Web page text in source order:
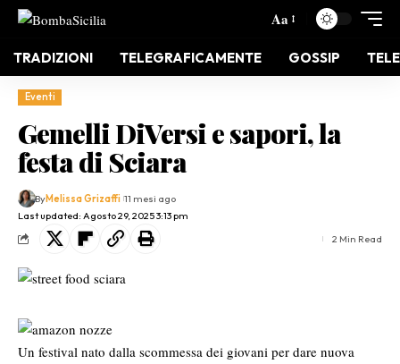
Aa
TRADIZIONI TELEGRAFICAMENTE GOSSIP
Eventi
Gemelli DiVersi e sapori, la
festa di Sciara
Last updated: Agosto 29, 2025 3:13 pm
ByMelissa Grizaffi 11 mesi ago
2 Min Read
Un festival nato dalla scommessa dei giovani per dare nuova